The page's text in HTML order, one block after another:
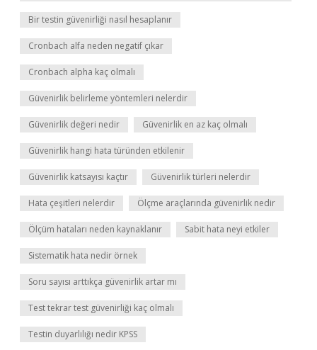
Bir testin güvenirliği nasıl hesaplanır
Cronbach alfa neden negatif çıkar
Cronbach alpha kaç olmalı
Güvenirlik belirleme yöntemleri nelerdir
Güvenirlik değeri nedir Güvenirlik en az kaç olmalı
Güvenirlik hangi hata türünden etkilenir
Güvenirlik katsayısı kaçtır Güvenirlik türleri nelerdir
Hata çeşitleri nelerdir Ölçme araçlarında güvenirlik nedir
Ölçüm hataları neden kaynaklanır Sabit hata neyi etkiler
Sistematik hata nedir örnek
Soru sayısı arttıkça güvenirlik artar mı
Test tekrar test güvenirliği kaç olmalı
Testin duyarlılığı nedir KPSS